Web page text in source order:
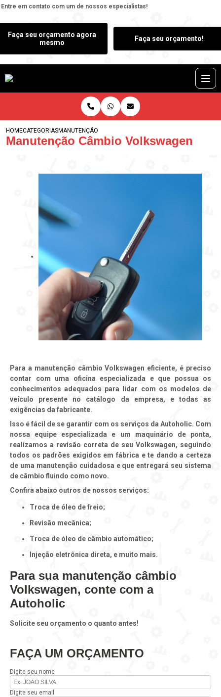
Entre em contato com um de nossos especialistas!
Faça seu orçamento agora
mesmo
Faça seu orçamento!
HOMECATEGORIASMANUTENÇÃO CÂMBIO VOLKSWAGEN
Manutenção Câmbio Volkswagen
Para a manutenção câmbio Volkswagen eficiente, é preciso
contar com uma oficina especializada e que possua os
conhecimentos adequados para lidar com os modelos de
veículo presente no catálogo da empresa, e todas as
exigências da fabricante.
Isso é fácil de se garantir com os serviços da Autoholic. Com
nossa equipe especializada e um maquinário de ponta,
realizamos a revisão correta de seu Volkswagen, seguindo
todos os padrões exigidos em fábrica e te dando a certeza
de uma manutenção cuidadosa e que entregará seu sistema
de câmbio fluindo como novo.
Confira abaixo outros de nossos serviços:
troca de óleo de freio;
revisão mecânica;
troca de óleo de câmbio automático;
Injeção eletrônica direta, e muito mais.
Para sua manutenção câmbio
Volkswagen, conte com a
Autoholic
Solicite seu orçamento o quanto antes!
FAÇA UM ORÇAMENTO
Digite seu nome
Digite seu email